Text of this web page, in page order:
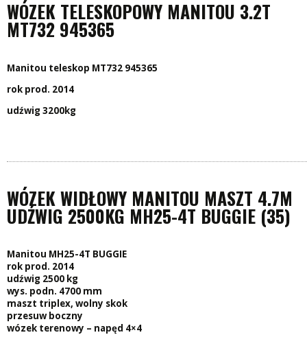
WÓZEK TELESKOPOWY MANITOU 3.2T
MT732 945365
Manitou teleskop MT732 945365
rok prod. 2014
udźwig 3200kg
WÓZEK WIDŁOWY MANITOU MASZT 4.7M
UDŹWIG 2500KG MH25-4T BUGGIE (35)
Manitou MH25-4T BUGGIE
rok prod. 2014
udźwig 2500 kg
wys. podn. 4700 mm
maszt triplex, wolny skok
przesuw boczny
wózek terenowy – napęd 4×4